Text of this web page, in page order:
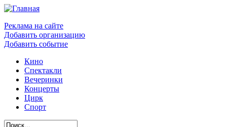
Реклама на сайте
Добавить организацию
Добавить событие
Кино
Спектакли
Вечеринки
Концерты
Цирк
Спорт